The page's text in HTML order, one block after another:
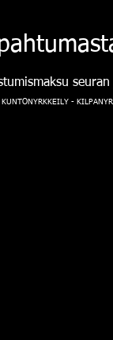
KUNTONYRKKEILY -